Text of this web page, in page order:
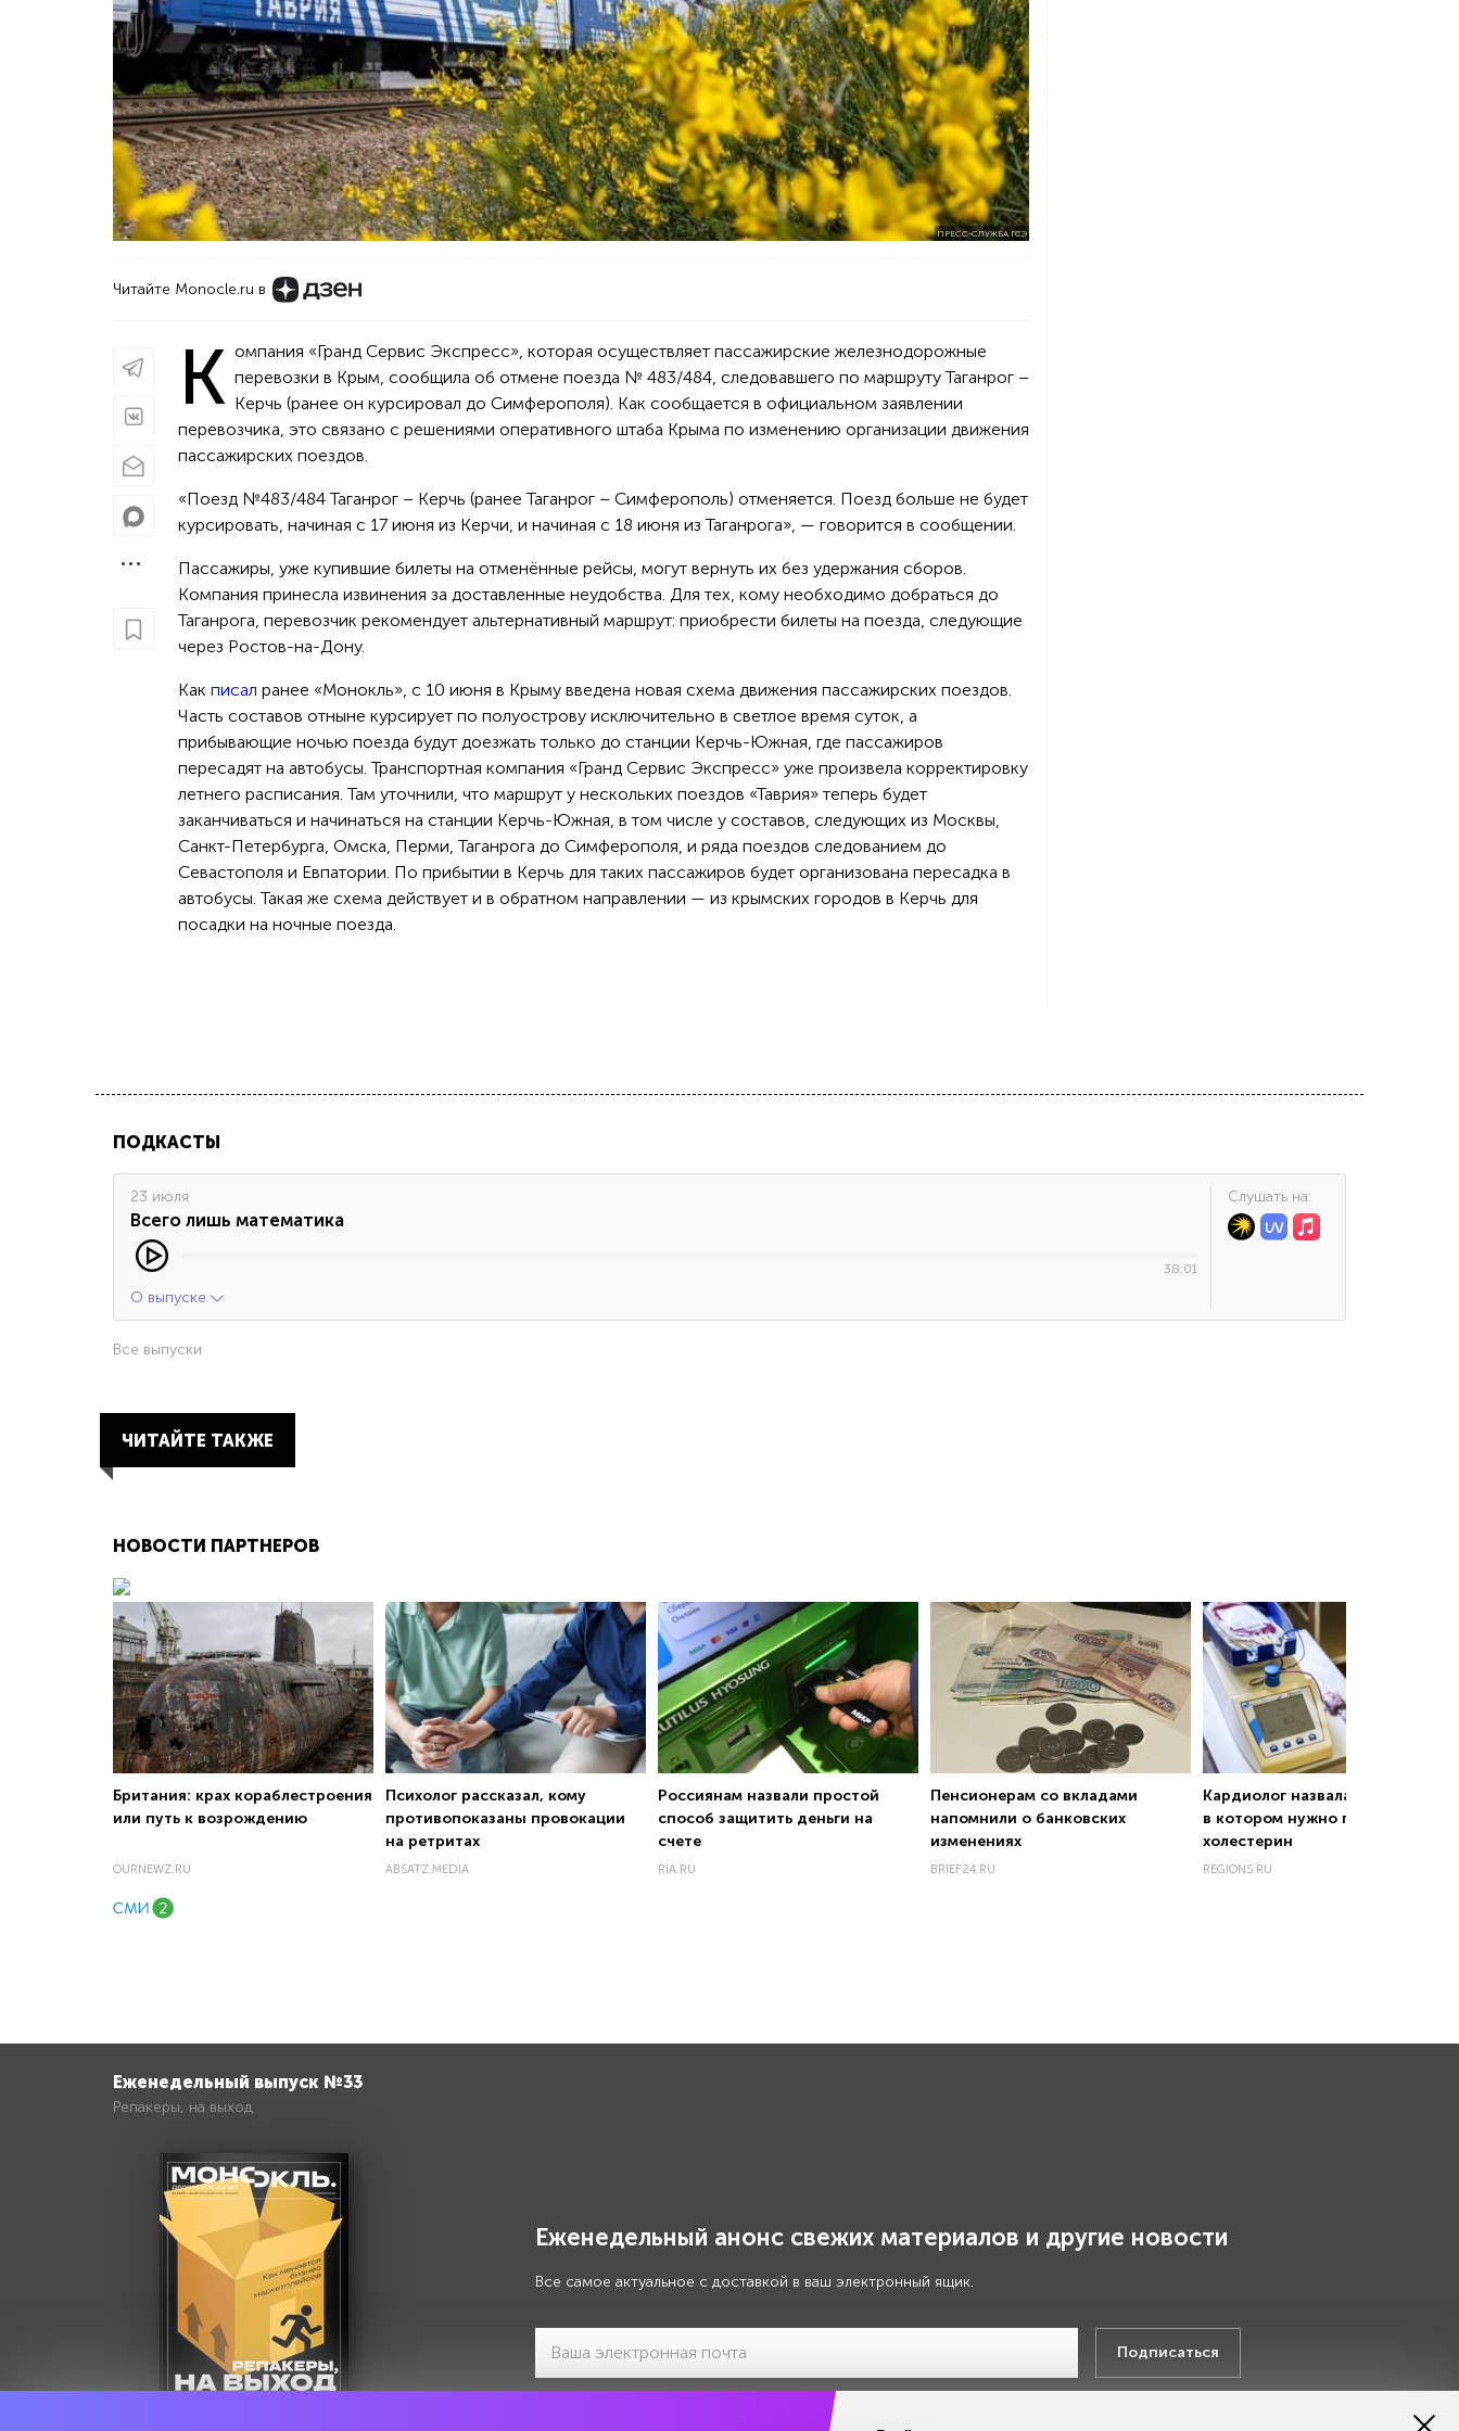
ПРЕСС-СЛУЖБА ГСЭ
Читайте Monocle.ru в
К омпания «Гранд Сервис Экспресс», которая осуществляет пассажирские железнодорожные
перевозки в Крым, сообщила об отмене поезда № 483/484, следовавшего по маршруту Таганрог –
Керчь (ранее он курсировал до Симферополя). Как сообщается в официальном заявлении
перевозчика, это связано с решениями оперативного штаба Крыма по изменению организации движения
пассажирских поездов.
«Поезд №483/484 Таганрог – Керчь (ранее Таганрог – Симферополь) отменяется. Поезд больше не будет
курсировать, начиная с 17 июня из Керчи, и начиная с 18 июня из Таганрога», — говорится в сообщении.
Пассажиры, уже купившие билеты на отменённые рейсы, могут вернуть их без удержания сборов.
Компания принесла извинения за доставленные неудобства. Для тех, кому необходимо добраться до
Таганрога, перевозчик рекомендует альтернативный маршрут: приобрести билеты на поезда, следующие
через Ростов-на-Дону.
Как писал ранее «Монокль», с 10 июня в Крыму введена новая схема движения пассажирских поездов.
Часть составов отныне курсирует по полуострову исключительно в светлое время суток, а
прибывающие ночью поезда будут доезжать только до станции Керчь-Южная, где пассажиров
пересадят на автобусы. Транспортная компания «Гранд Сервис Экспресс» уже произвела корректировку
летнего расписания. Там уточнили, что маршрут у нескольких поездов «Таврия» теперь будет
заканчиваться и начинаться на станции Керчь-Южная, в том числе у составов, следующих из Москвы,
Санкт-Петербурга, Омска, Перми, Таганрога до Симферополя, и ряда поездов следованием до
Севастополя и Евпатории. По прибытии в Керчь для таких пассажиров будет организована пересадка в
автобусы. Такая же схема действует и в обратном направлении — из крымских городов в Керчь для
посадки на ночные поезда.
ПОДКАСТЫ
23 июля
Всего лишь математика
38:01
О выпуске
Cлушать на:
Все выпуски
ЧИТАЙТЕ ТАКЖЕ
НОВОСТИ ПАРТНЕРОВ
Британия: крах кораблестроения
или путь к возрождению
OURNEWZ.RU
Психолог рассказал, кому
противопоказаны провокации
на ретритах
ABSATZ.MEDIA
Россиянам назвали простой
способ защитить деньги на
счете
RIA.RU
Пенсионерам со вкладами
напомнили о банковских
изменениях
BRIEF24.RU
Кардиолог назвала возраст,
в котором нужно проверить
холестерин
REGIONS.RU
Еженедельный выпуск №33
Репакеры, на выход
Еженедельный анонс свежих материалов и другие новости
Все самое актуальное с доставкой в ваш электронный ящик.
Подписаться
согласие на обработку моих персональных данных